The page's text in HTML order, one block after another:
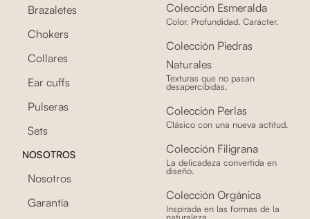
Brazaletes
Chokers
Collares
Ear cuffs
Pulseras
Sets
NOSOTROS
Nosotros
Garantía
Colección Esmeralda
Color. Profundidad. Carácter.
Colección Piedras
Naturales
Texturas que no pasan
desapercibidas.
Colección Perlas
Clásico con una nueva actitud.
Colección Filigrana
La delicadeza convertida en
diseño.
Colección Orgánica
Inspirada en las formas de la